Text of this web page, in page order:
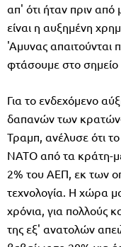
απ' ότι ήταν πριν από
είναι η αυξημένη
'Αμυνας απαιτούνται
φτάσουμε στο σημείο
Για το ενδεχόμενο
δαπανών των
Τραμπ, ανέλυσε ότι
ΝΑΤΟ από τα κράτη-
2% του ΑΕΠ, εκ των
τεχνολογία. Η χώρα
χρόνια, για πολλούς
της εξ' ανατολών